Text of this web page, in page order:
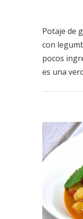
Potaje de
con
pocos
es una